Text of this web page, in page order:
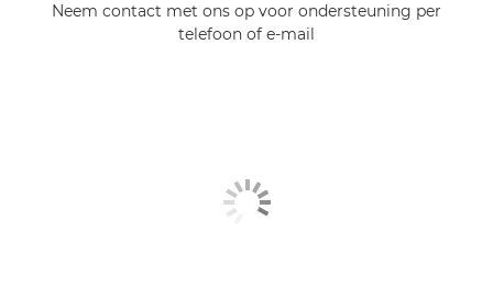
Neem contact met ons op voor ondersteuning per
telefoon of e-mail